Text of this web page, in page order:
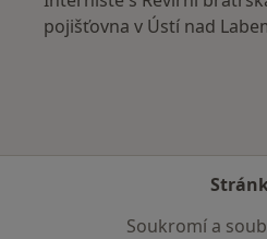
pojišťovna v Ústí nad
Soukromí a